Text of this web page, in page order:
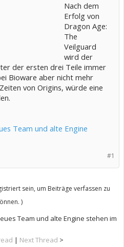
Nach dem
Erfolg von
Dragon Age:
The
Veilguard
wird der
der ersten drei Teile immer
Bioware aber nicht mehr
von Origins, würde eine
Team und alte Engine
#1
sein, um Beiträge verfassen zu
)
Team und alte Engine stehen im
| Next Thread >